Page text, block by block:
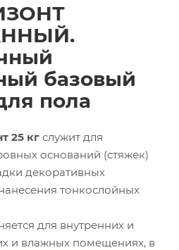
базовый
пола
25 кг служит для
оснований (стяжек)
декоративных
тонкослойных
для внутренних и
и влажных помещениях, в